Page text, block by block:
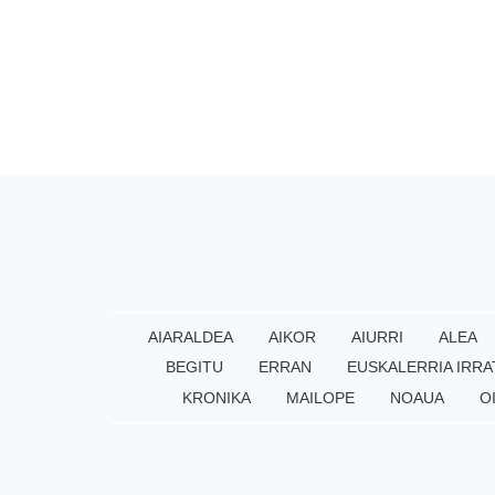
AIARALDEA AIKOR AIURRI
ALEA
BEGITU
ERRAN
EUSKALERRIA
KRONIKA
MAILOPE NOAUA